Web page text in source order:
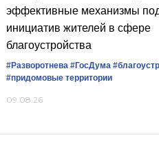
эффективные механизмы
инициатив жителей в сфере
благоустройства
#Разворотнева #ГосДума
#придомовые территории
09.08.26